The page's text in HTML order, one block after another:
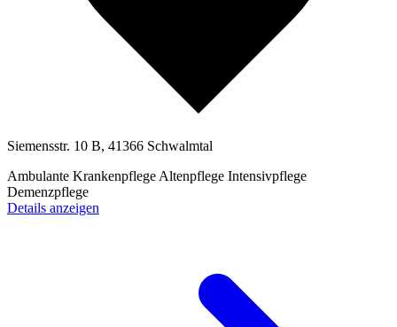
Siemensstr. 10 B, 41366 Schwalmtal
Ambulante Krankenpflege Altenpflege Intensivpflege
Demenzpflege
Details anzeigen